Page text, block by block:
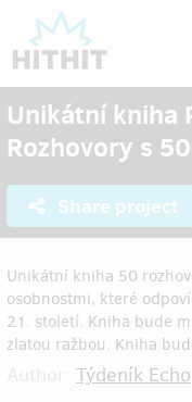
Unikátní kniha
Rozhovory s
Share project
Unikátní kniha 50
osobnostmi, které
21. století. Kniha bude
zlatou ražbou. Kniha
Týdeník Echo